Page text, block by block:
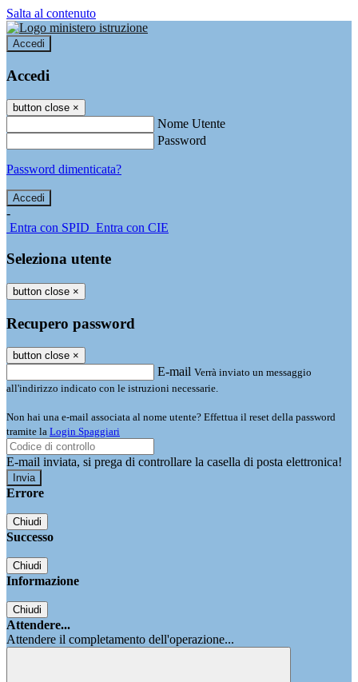
Salta al contenuto
Accedi
Accedi
button close ×
Nome Utente
Password
Password dimenticata?
-
Entra con SPID Entra con CIE
Seleziona utente
button close ×
Recupero password
button close ×
E-mail Verrà inviato un messaggio
all'indirizzo indicato con le istruzioni necessarie.
Non hai una e-mail associata al nome utente? Effettua il reset della password
tramite la Login Spaggiari
E-mail inviata, si prega di controllare la casella di posta elettronica!
Errore
Chiudi
Successo
Chiudi
Informazione
Chiudi
Attendere...
Attendere il completamento dell'operazione...